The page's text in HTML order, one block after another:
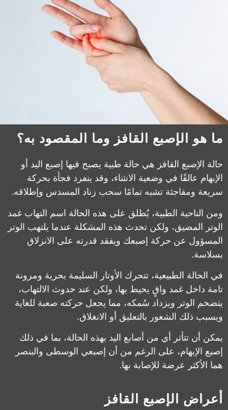
ما هو الإصبع القافز وما المقصود به؟
حالة الإصبع القافز هي حالة طبية يصبح فيها إصبع اليد أو
الإبهام عالقًا في وضعية الانثناء، وقد ينفرد فجأة بحركة
سريعة ومفاجئة تشبه تمامًا سحب زناد المسدس وإطلاقه.
ومن الناحية الطبية، يُطلق على هذه الحالة اسم التهاب غمد
الوتر المضيق، ولكن تحدث هذه المشكلة عندما يلتهب الوتر
المسؤول عن حركة إصبعك ويفقد قدرته على الانزلاق
بسلاسة.
في الحالة الطبيعية، تتحرك الأوتار السليمة بحرية ومرونة
تامة داخل غمد واقٍ يحيط بها، ولكن عند حدوث الالتهاب،
يتضخم الوتر ويزداد سُمكه، مما يجعل حركته صعبة للغاية
ويسبب ذلك الشعور بالتعليق أو الانغلاق.
يمكن أن تتأثر أي من أصابع اليد بهذه الحالة، بما في ذلك
إصبع الإبهام، على الرغم من أن إصبعي الوسطى والبنصر
هما الأكثر عرضة للإصابة بها.
أعراض الإصبع القافز